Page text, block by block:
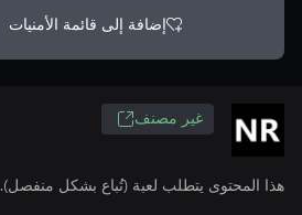
إضافة إلى قائمة الأمنيات
غير مصنف
هذا المحتوى يتطلب لعبة (تُباع بشكل منفصل).